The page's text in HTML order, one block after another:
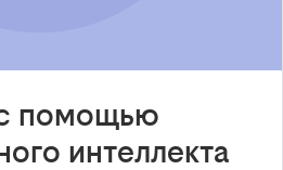
помощью
интеллекта